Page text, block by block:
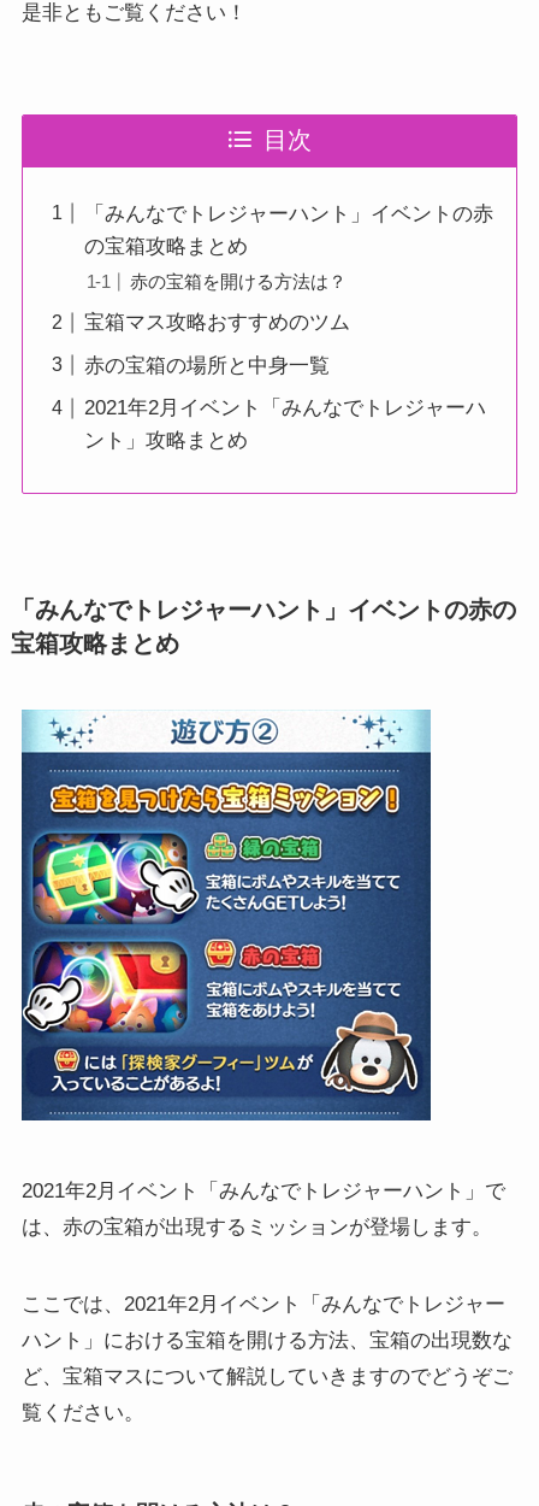
是非ともご覧ください！
目次
「みんなでトレジャーハント」イベントの赤
の宝箱攻略まとめ
赤の宝箱を開ける方法は？
宝箱マス攻略おすすめのツム
赤の宝箱の場所と中身一覧
2021年2月イベント「みんなでトレジャーハ
ント」攻略まとめ
「みんなでトレジャーハント」イベントの赤の
宝箱攻略まとめ
2021年2月イベント「みんなでトレジャーハント」で
は、赤の宝箱が出現するミッションが登場します。
ここでは、2021年2月イベント「みんなでトレジャー
ハント」における宝箱を開ける方法、宝箱の出現数な
ど、宝箱マスについて解説していきますのでどうぞご
覧ください。